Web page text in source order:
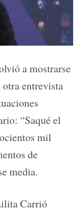
a mostrarse
entrevista
“Saqué el
mil
de
media.
Carrió